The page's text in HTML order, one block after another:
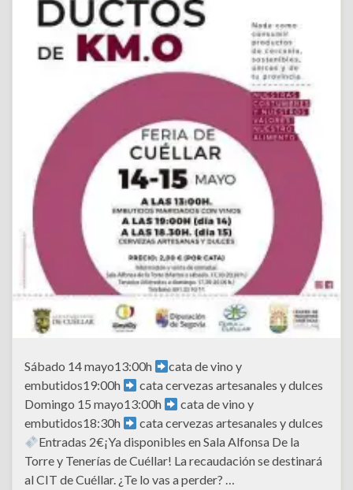
Sábado 14 mayo13:00h
cata de vino y
embutidos19:00h
cata cervezas artesanales y dulces
Domingo 15 mayo13:00h
cata de vino y
embutidos18:30h
cata cervezas artesanales y dulces
Entradas 2€¡Ya disponibles en Sala Alfonsa De la
Torre y Tenerías de Cuéllar! La recaudación se destinará
al CIT de Cuéllar. ¿Te lo vas a perder? …